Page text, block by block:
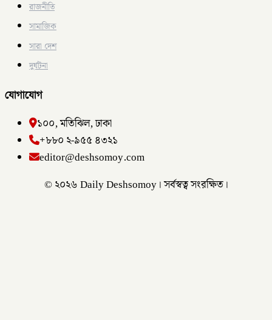
রাজনীতি
সামাজিক
সারা দেশ
দুর্ঘটনা
যোগাযোগ
১০০, মতিঝিল, ঢাকা
+৮৮০ ২-৯৫৫ ৪৩২১
editor@deshsomoy.com
© ২০২৬ Daily Deshsomoy। সর্বস্বত্ব সংরক্ষিত।